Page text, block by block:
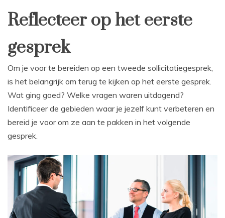
Reflecteer op het eerste
gesprek
Om je voor te bereiden op een tweede sollicitatiegesprek,
is het belangrijk om terug te kijken op het eerste gesprek.
Wat ging goed? Welke vragen waren uitdagend?
Identificeer de gebieden waar je jezelf kunt verbeteren en
bereid je voor om ze aan te pakken in het volgende
gesprek.